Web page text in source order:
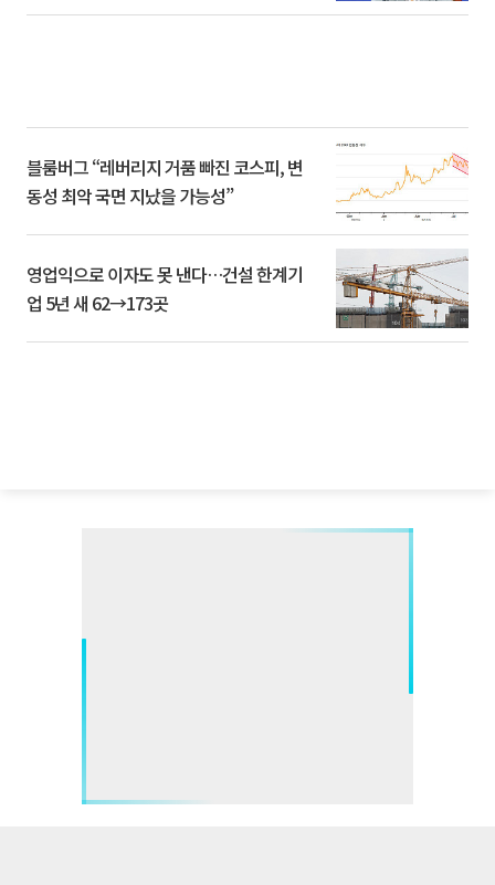
블룸버그 “레버리지 거품 빠진 코스피, 변
동성 최악 국면 지났을 가능성”
영업익으로 이자도 못 낸다…건설 한계기
업 5년 새 62→173곳